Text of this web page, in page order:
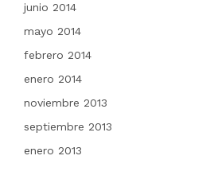
junio 2014
mayo 2014
febrero 2014
enero 2014
noviembre 2013
septiembre 2013
enero 2013